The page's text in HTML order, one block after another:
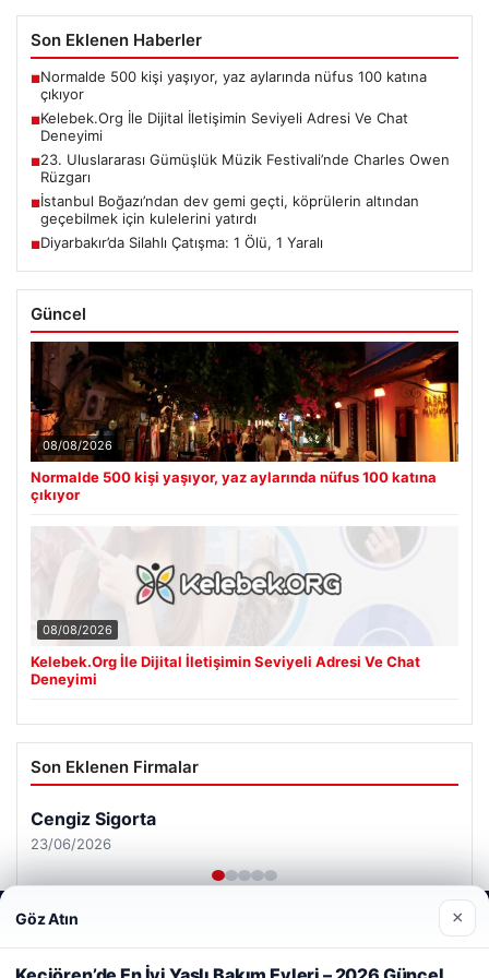
Son Eklenen Haberler
■Normalde 500 kişi yaşıyor, yaz aylarında nüfus 100 katına
çıkıyor
■Kelebek.Org İle Dijital İletişimin Seviyeli Adresi Ve Chat
Deneyimi
■23. Uluslararası Gümüşlük Müzik Festivali’nde Charles Owen
Rüzgarı
■İstanbul Boğazı’ndan dev gemi geçti, köprülerin altından
geçebilmek için kulelerini yatırdı
■Diyarbakır’da Silahlı Çatışma: 1 Ölü, 1 Yaralı
Güncel
08/08/2026
Normalde 500 kişi yaşıyor, yaz aylarında nüfus 100 katına
çıkıyor
08/08/2026
Kelebek.Org İle Dijital İletişimin Seviyeli Adresi Ve Chat
Deneyimi
Son Eklenen Firmalar
Cengiz Sigorta
23/06/2026
Web sitemizi nasıl kullandığınızı daha iyi anlayabilmek,
deneyiminizi kişiselleştirmek ve geliştirmek amacıyla çerezler
kullanıyoruz.
Çerez Politikamız
Göz Atın ×